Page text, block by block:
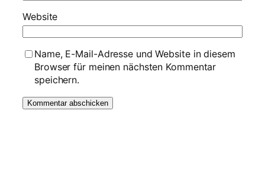
Website
Name, E-Mail-Adresse und Website in diesem
Browser für meinen nächsten Kommentar
speichern.